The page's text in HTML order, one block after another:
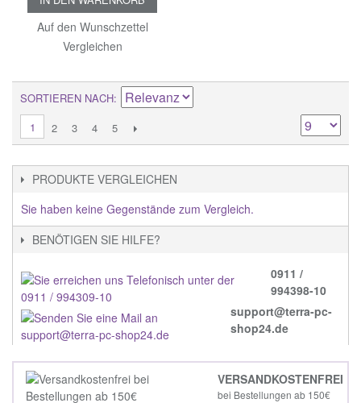
Auf den Wunschzettel
Vergleichen
SORTIEREN NACH
1
2 3 4 5
PRODUKTE VERGLEICHEN
Sie haben keine Gegenstände zum Vergleich.
BENÖTIGEN SIE HILFE?
0911 /
994398-10
support@terra-pc-
shop24.de
VERSANDKOSTENFREI
bei Bestellungen ab 150€